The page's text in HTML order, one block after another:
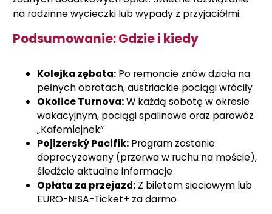
na rodzinne wycieczki lub wypady z przyjaciółmi.
Podsumowanie: Gdzie i kiedy
Kolejka zębata: Po remoncie znów działa na
pełnych obrotach, austriackie pociągi wróciły
Okolice Turnova:W każdą sobotę w okresie
wakacyjnym, pociągi spalinowe oraz parowóz
„Kafemlejnek”
Pojizerský Pacifik: Program zostanie
doprecyzowany (przerwa w ruchu na moście),
śledźcie aktualne informacje
Opłata za przejazd: Z biletem sieciowym lub
EURO-NISA-Ticket+ za darmo